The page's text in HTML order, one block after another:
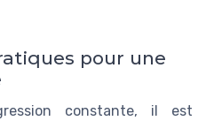
pour une
constante, il est